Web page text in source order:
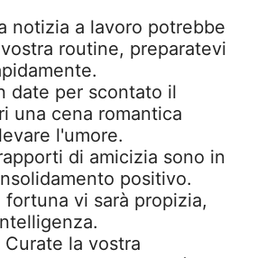
notizia a lavoro potrebbe
routine, preparatevi
date per scontato il
una cena romantica
l'umore.
di amicizia sono in
positivo.
fortuna vi sarà propizia,
Curate la vostra